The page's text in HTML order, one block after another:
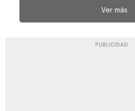
Ver más
PUBLICIDAD